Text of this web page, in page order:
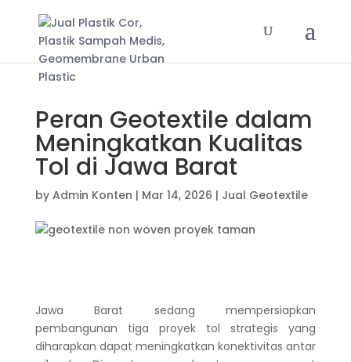
Peran Geotextile dalam
Meningkatkan Kualitas
Tol di Jawa Barat
by Admin Konten | Mar 14, 2026 | Jual Geotextile
Jawa Barat sedang mempersiapkan
pembangunan tiga proyek tol strategis yang
diharapkan dapat meningkatkan konektivitas antar